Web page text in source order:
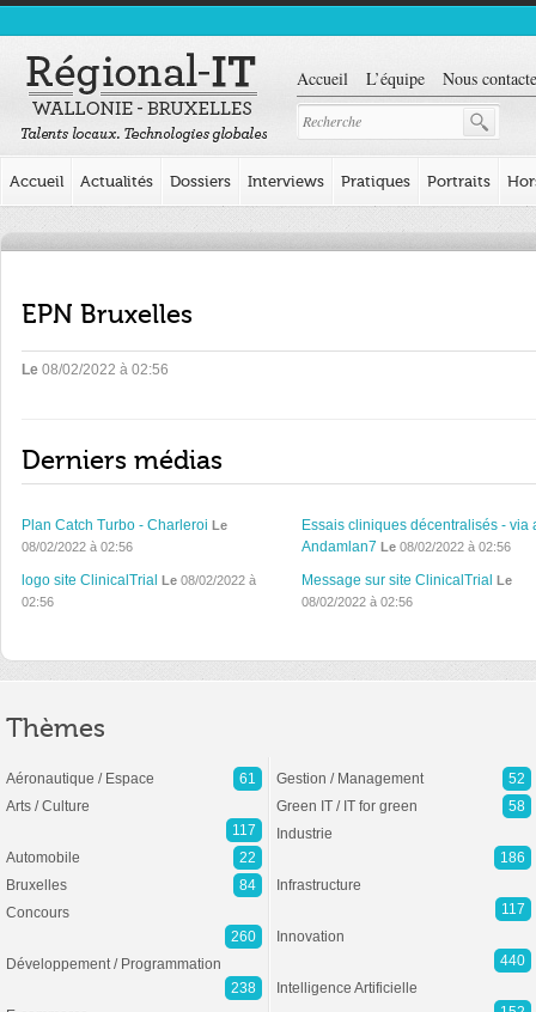
Accueil L’équipe Nous
Accueil Actualités Dossiers Interviews Pratiques Portraits
EPN Bruxelles
Le 08/02/2022 à 02:56
Derniers médias
Plan Catch Turbo - Charleroi Le
08/02/2022 à 02:56
Essais cliniques décentralisés - via
Andamlan7 Le08/02/2022 à 02:56
logo site ClinicalTrial Le 08/02/2022 à
02:56
Message sur site ClinicalTrial Le
08/02/2022 à 02:56
Thèmes
Aéronautique / Espace
61
Arts / Culture
117
Automobile
22
Bruxelles
84
Concours
260
Développement / Programmation
238
Gestion / Management
52
Green IT / IT for green
58
Industrie
186
Infrastructure
117
Innovation
440
Intelligence Artificielle